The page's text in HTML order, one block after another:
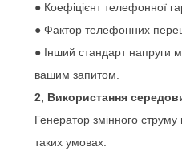
● Коефіцієнт телефонної
● Фактор телефонних
● Інший стандарт напруги
вашим запитом.
2, Використання
Генератор змінного
таких умовах: